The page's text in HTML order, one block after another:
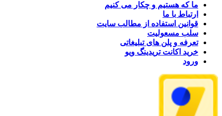
ما که هستیم و چکار می کنیم
ارتباط با ما
قوانین استفاده از مطالب سایت
سلب مسعولیت
تعرفه و پلن های تبلیغاتی
خرید اکانت تریدینگ ویو
ورود